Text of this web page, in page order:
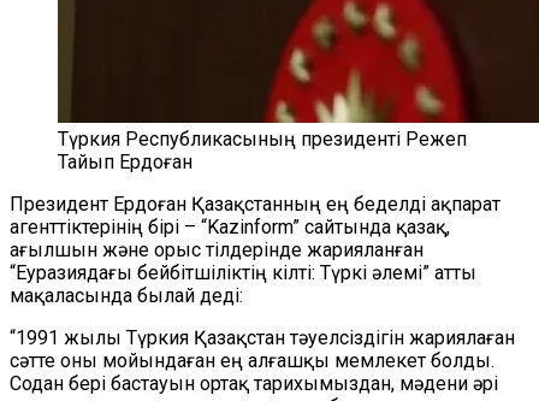
Түркия Республикасының президенті Режеп
Тайып Ердоған
Президент Ердоған Қазақстанның ең беделді ақпарат
агенттіктерінің бірі – “Kazinform” сайтында қазақ,
ағылшын және орыс тілдерінде жарияланған
“Еуразиядағы бейбітшіліктің кілті: Түркі әлемі” атты
мақаласында былай деді:
“1991 жылы Түркия Қазақстан тәуелсіздігін жариялаған
сәтте оны мойындаған ең алғашқы мемлекет болды.
Содан бері бастауын ортақ тарихымыздан, мәдени әрі